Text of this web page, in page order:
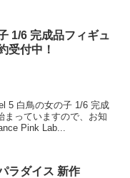
1/6 完成品フィギュ
受付中！
5 白鳥の女の子 1/6 完成
まっていますので、お知
Pink Lab...
ラダイス 新作